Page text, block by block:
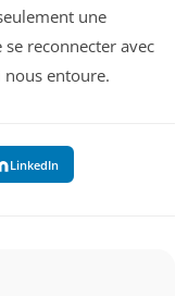
une
reconnecter avec
nous entoure.
LinkedIn